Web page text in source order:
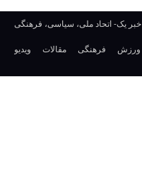
خبر یک- اتحاد ملی، سیاسی، فرهنگی
ورزش فرهنگی مقالات
ویدیو